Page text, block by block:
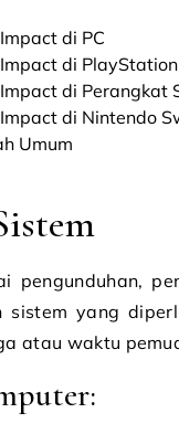
di PC
di PlayStation
di Perangkat
di Nintendo
Umum
pengunduhan,
sistem yang
atau waktu